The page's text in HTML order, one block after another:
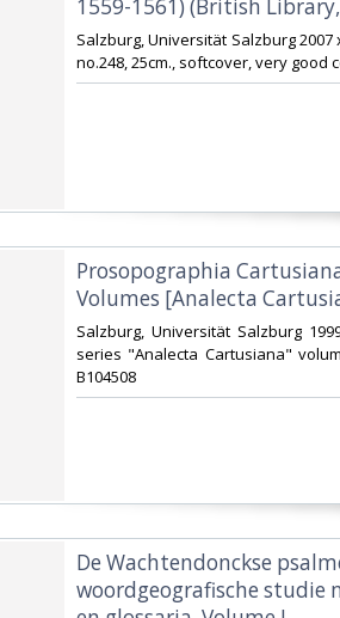
1559-1561) (British
‎Salzburg, Universität Salzburg
no.248, 25cm., softcover, very good
‎Prosopographia
Volumes [Analecta
‎Salzburg, Universität Salzburg
series "Analecta Cartusiana"
B104508‎
‎De Wachtendonckse
woordgeografische studie